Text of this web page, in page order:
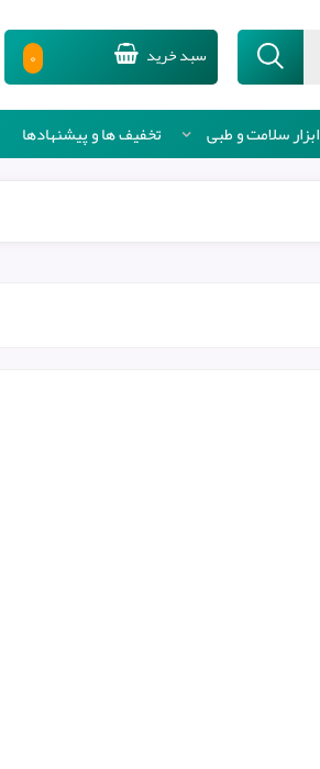
سبد خرید ۰
ابزار سلامت و طبی تخفیف ها و پیشنهادها